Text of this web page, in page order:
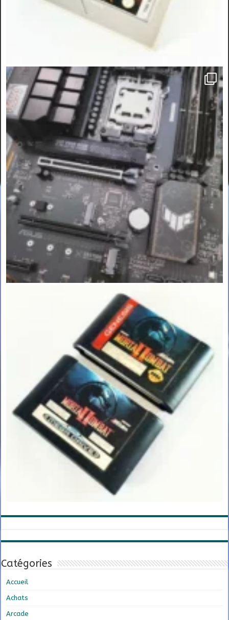
Catégories
Accueil
Achats
Arcade